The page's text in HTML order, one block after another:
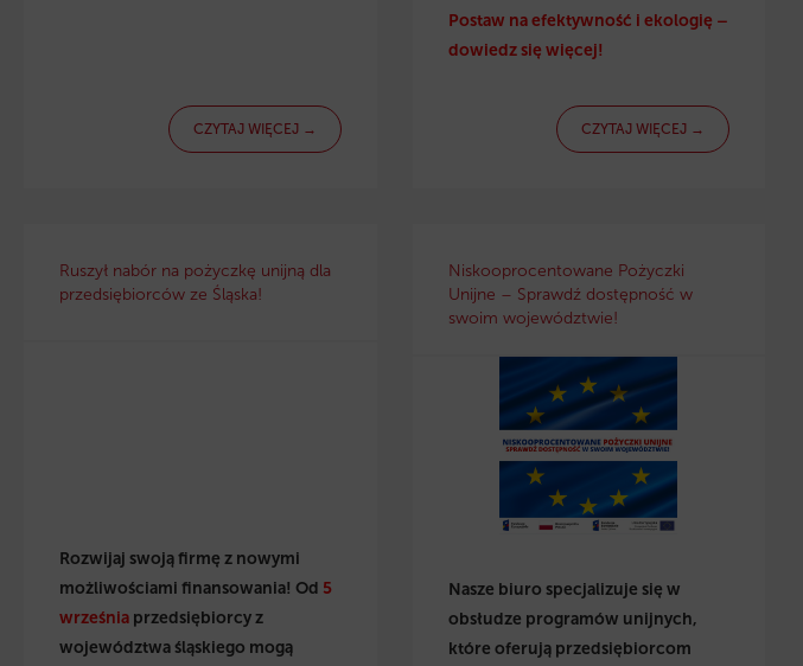
CZYTAJ WIĘCEJ →
Postaw na efektywność i ekologię –
dowiedz się więcej!
CZYTAJ WIĘCEJ →
Ruszył nabór na pożyczkę unijną dla
przedsiębiorców ze Śląska!
Rozwijaj swoją firmę z nowymi
możliwościami finansowania! Od 5
września przedsiębiorcy z
województwa śląskiego mogą
Niskooprocentowane Pożyczki
Unijne – Sprawdź dostępność w
swoim województwie!
Nasze biuro specjalizuje się w
obsłudze programów unijnych,
które oferują przedsiębiorcom